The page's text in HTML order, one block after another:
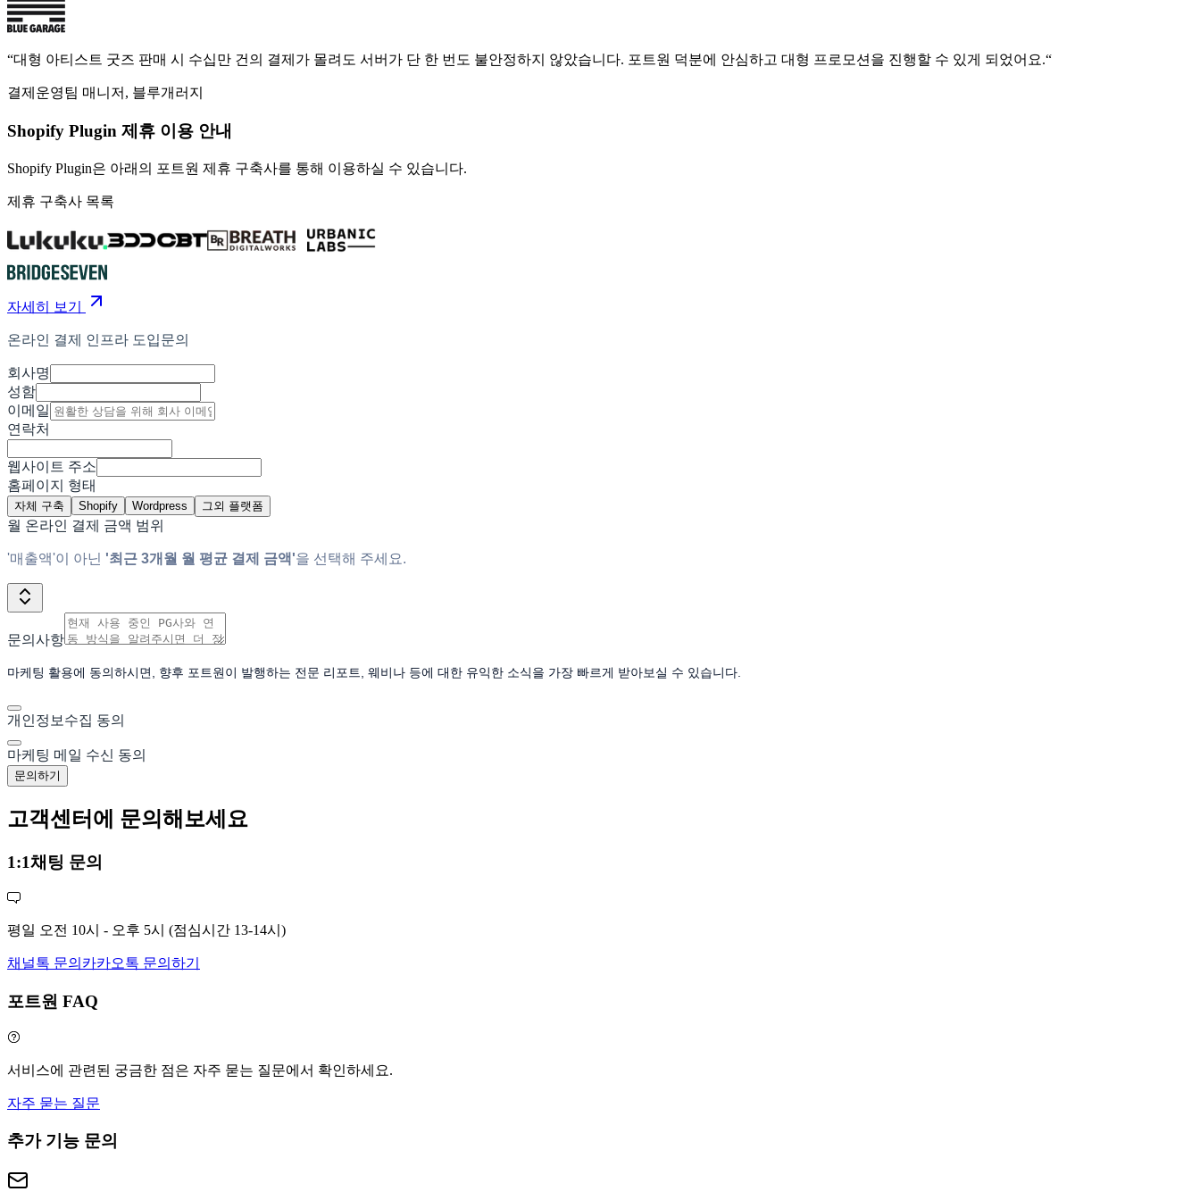
“대형 아티스트 굿즈 판매 시 수십만 건의 결제가 몰려도 서버가 단 한 번도 불안정하지 않았습니다. 포트원 덕분에 안심하고 대형 프로모션을 진행할 수 있게 되었어요.“
결제운영팀 매니저, 블루개러지
Shopify Plugin 제휴 이용 안내
Shopify Plugin은 아래의 포트원 제휴 구축사를 통해 이용하실 수 있습니다.
제휴 구축사 목록
자세히 보기
온라인 결제 인프라 도입문의
회사명
성함
이메일
연락처
웹사이트 주소
홈페이지 형태
자체 구축 Shopify Wordpress 그외 플랫폼
월 온라인 결제 금액 범위
'매출액'이 아닌 '최근 3개월 월 평균 결제 금액'을 선택해 주세요.
문의사항
마케팅 활용에 동의하시면, 향후 포트원이 발행하는 전문 리포트, 웨비나 등에 대한 유익한 소식을 가장 빠르게 받아보실 수 있습니다.
개인정보수집 동의
마케팅 메일 수신 동의
문의하기
고객센터에 문의해보세요
1:1채팅 문의
평일 오전 10시 - 오후 5시 (점심시간 13-14시)
채널톡 문의 카카오톡 문의하기
포트원 FAQ
서비스에 관련된 궁금한 점은 자주 묻는 질문에서 확인하세요.
자주 묻는 질문
추가 기능 문의